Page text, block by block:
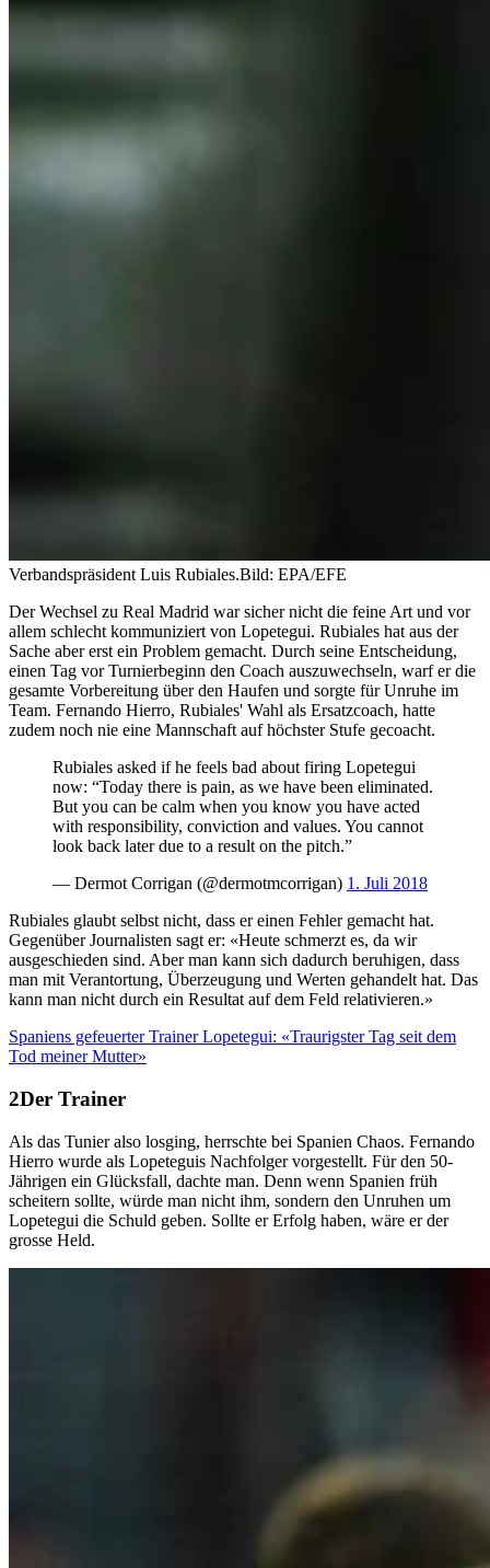
Verbandspräsident Luis Rubiales.Bild: EPA/EFE
Der Wechsel zu Real Madrid war sicher nicht die feine Art und vor
allem schlecht kommuniziert von Lopetegui. Rubiales hat aus der
Sache aber erst ein Problem gemacht. Durch seine Entscheidung,
einen Tag vor Turnierbeginn den Coach auszuwechseln, warf er die
gesamte Vorbereitung über den Haufen und sorgte für Unruhe im
Team. Fernando Hierro, Rubiales' Wahl als Ersatzcoach, hatte
zudem noch nie eine Mannschaft auf höchster Stufe gecoacht.
Rubiales asked if he feels bad about firing Lopetegui
now: “Today there is pain, as we have been eliminated.
But you can be calm when you know you have acted
with responsibility, conviction and values. You cannot
look back later due to a result on the pitch.”
— Dermot Corrigan (@dermotmcorrigan) 1. Juli 2018
Rubiales glaubt selbst nicht, dass er einen Fehler gemacht hat.
Gegenüber Journalisten sagt er: «Heute schmerzt es, da wir
ausgeschieden sind. Aber man kann sich dadurch beruhigen, dass
man mit Verantortung, Überzeugung und Werten gehandelt hat. Das
kann man nicht durch ein Resultat auf dem Feld relativieren.»
Spaniens gefeuerter Trainer Lopetegui: «Traurigster Tag seit dem
Tod meiner Mutter»
Der Trainer
Als das Tunier also losging, herrschte bei Spanien Chaos. Fernando
Hierro wurde als Lopeteguis Nachfolger vorgestellt. Für den 50-
Jährigen ein Glücksfall, dachte man. Denn wenn Spanien früh
scheitern sollte, würde man nicht ihm, sondern den Unruhen um
Lopetegui die Schuld geben. Sollte er Erfolg haben, wäre er der
grosse Held.